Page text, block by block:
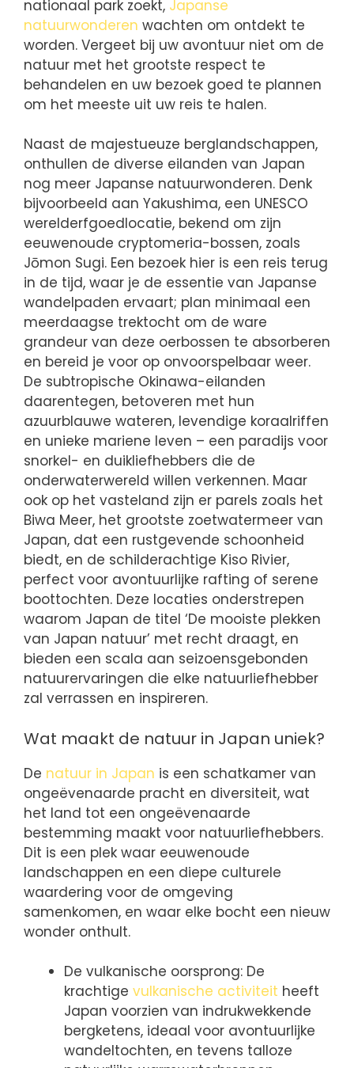
nationaal park zoekt, Japanse
natuurwonderen wachten om ontdekt te
worden. Vergeet bij uw avontuur niet om de
natuur met het grootste respect te
behandelen en uw bezoek goed te plannen
om het meeste uit uw reis te halen.
Naast de majestueuze berglandschappen,
onthullen de diverse eilanden van Japan
nog meer Japanse natuurwonderen. Denk
bijvoorbeeld aan Yakushima, een UNESCO
werelderfgoedlocatie, bekend om zijn
eeuwenoude cryptomeria-bossen, zoals
Jōmon Sugi. Een bezoek hier is een reis terug
in de tijd, waar je de essentie van Japanse
wandelpaden ervaart; plan minimaal een
meerdaagse trektocht om de ware
grandeur van deze oerbossen te absorberen
en bereid je voor op onvoorspelbaar weer.
De subtropische Okinawa-eilanden
daarentegen, betoveren met hun
azuurblauwe wateren, levendige koraalriffen
en unieke mariene leven – een paradijs voor
snorkel- en duikliefhebbers die de
onderwaterwereld willen verkennen. Maar
ook op het vasteland zijn er parels zoals het
Biwa Meer, het grootste zoetwatermeer van
Japan, dat een rustgevende schoonheid
biedt, en de schilderachtige Kiso Rivier,
perfect voor avontuurlijke rafting of serene
boottochten. Deze locaties onderstrepen
waarom Japan de titel ‘De mooiste plekken
van Japan natuur’ met recht draagt, en
bieden een scala aan seizoensgebonden
natuurervaringen die elke natuurliefhebber
zal verrassen en inspireren.
Wat maakt de natuur in Japan uniek?
De natuur in Japan is een schatkamer van
ongeëvenaarde pracht en diversiteit, wat
het land tot een ongeëvenaarde
bestemming maakt voor natuurliefhebbers.
Dit is een plek waar eeuwenoude
landschappen en een diepe culturele
waardering voor de omgeving
samenkomen, en waar elke bocht een nieuw
wonder onthult.
De vulkanische oorsprong: De
krachtige vulkanische activiteit heeft
Japan voorzien van indrukwekkende
bergketens, ideaal voor avontuurlijke
wandeltochten, en tevens talloze